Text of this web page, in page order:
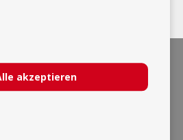
akzeptieren